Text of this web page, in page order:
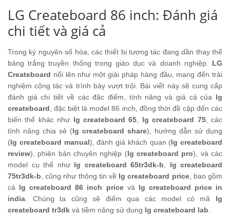
LG Createboard 86 inch: Đánh giá
chi tiết và giá cả
Trong kỷ nguyên số hóa, các thiết bị tương tác đang dần thay thế
bảng trắng truyền thống trong giáo dục và doanh nghiệp. LG
Createboard nổi lên như một giải pháp hàng đầu, mang đến trải
nghiệm cộng tác và trình bày vượt trội. Bài viết này sẽ cung cấp
đánh giá chi tiết về các đặc điểm, tính năng và giá cả của lg
createboard , đặc biệt là model 86 inch, đồng thời đề cập đến các
biến thể khác như lg createboard 65 lg createboard 75, các
tính năng chia sẻ (lg createboard share), hướng dẫn sử dụng
(lg createboard manual), đánh giá khách quan (lg createboard
review), phiên bản chuyên nghiệp (lg createboard pro), và các
model cụ thể như lg createboard 65tr3dk-b
lg createboard
75tr3dk-b , cũng như thông tin về lg createboard price, bao gồm
cả lg createboard 86 inch pricevà lg createboard price in
india . Chúng ta cũng sẽ điểm qua các model có mã lg
createboard tr3dk và tiềm năng sử dụng lg createboard lab